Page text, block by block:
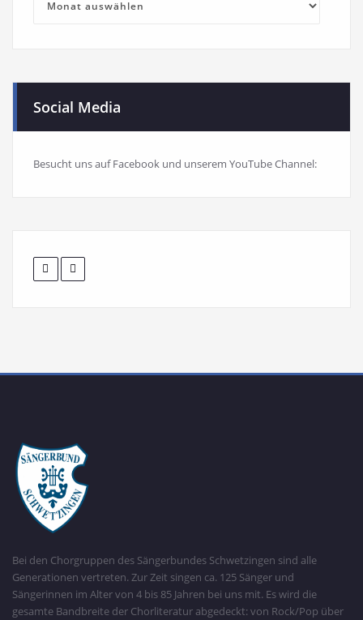
Archiv
Social Media
Besucht uns auf Facebook und unserem YouTube Channel:
Bei den Chorgruppen des Sängerbundes Schwetzingen sind alle
Generationen vertreten. Zur Zeit singen ca. 125 Sänger und
Sängerinnen im Alter von 4 bis 85 Jahren bei uns mit. Es wird die
gesamte Bandbreite der Chorliteratur abgedeckt: von Rock/Pop über